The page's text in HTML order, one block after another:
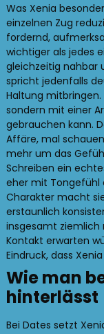
Was Xenia
einzelnen Zug
fordernd,
wichtiger als jedes
gleichzeitig nahbar
spricht jedenfalls
Haltung
sondern mit einer
gebrauchen kann.
Affäre, mal
mehr um das
Schreiben ein
eher mit Tongefühl
Charakter macht
erstaunlich
insgesamt ziemlich
Kontakt erwarten
Eindruck, dass
Wie man
hinterlässt
Bei Dates setzt